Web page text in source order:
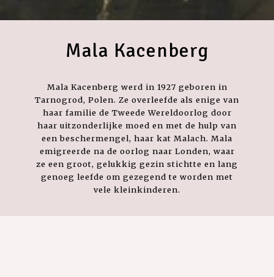
Mala Kacenberg
Mala Kacenberg werd in 1927 geboren in
Tarnogrod, Polen. Ze overleefde als enige van
haar familie de Tweede Wereldoorlog door
haar uitzonderlijke moed en met de hulp van
een beschermengel, haar kat Malach. Mala
emigreerde na de oorlog naar Londen, waar
ze een groot, gelukkig gezin stichtte en lang
genoeg leefde om gezegend te worden met
vele kleinkinderen.